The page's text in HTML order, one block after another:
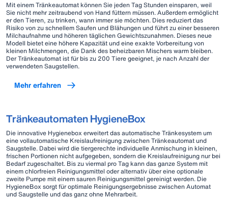
Mit einem Tränkeautomat können Sie jeden Tag Stunden einsparen, weil
Sie nicht mehr zeitraubend von Hand füttern müssen. Außerdem ermöglicht
er den Tieren, zu trinken, wann immer sie möchten. Dies reduziert das
Risiko von zu schnellem Saufen und Blähungen und führt zu einer besseren
Milchaufnahme und höheren täglichen Gewichtszunahmen. Dieses neue
Modell bietet eine höhere Kapazität und eine exakte Vorbereitung von
kleinen Milchmengen, die Dank des beheizbaren Mischers warm bleiben.
Der Tränkeautomat ist für bis zu 200 Tiere geeignet, je nach Anzahl der
verwendeten Saugstellen.
Mehr erfahren
Tränkeautomaten HygieneBox
Die innovative Hygienebox erweitert das automatische Tränkesystem um
eine vollautomatische Kreislaufreinigung zwischen Tränkeautomat und
Saugstelle. Dabei wird die tiergerechte individuelle Anmischung in kleinen,
frischen Portionen nicht aufgegeben, sondern die Kreislaufreinigung nur bei
Bedarf zugeschaltet. Bis zu viermal pro Tag kann das ganze System mit
einem chlorfreien Reinigungsmittel oder alternativ über eine optionale
zweite Pumpe mit einem sauren Reinigungsmittel gereinigt werden. Die
HygieneBox sorgt für optimale Reinigungsergebnisse zwischen Automat
und Saugstelle und das ganz ohne Mehrarbeit.